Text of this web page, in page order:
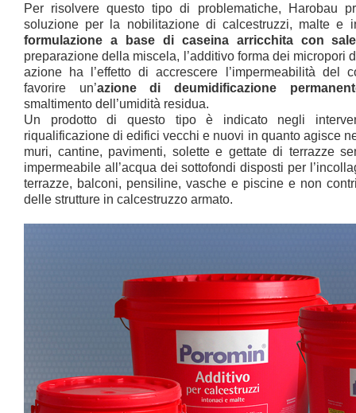
Per risolvere questo tipo di problematiche, Harobau
soluzione per la nobilitazione di calcestruzzi, malte e
formulazione a base di caseina arricchita con
preparazione della miscela, l’additivo forma dei micropori
azione ha l’effetto di accrescere l’impermeabilità del
favorire un’azione di deumidificazione
smaltimento dell’umidità residua.
Un prodotto di questo tipo è indicato negli
riqualificazione di edifici vecchi e nuovi in quanto agisce
muri, cantine, pavimenti, solette e gettate di terrazze
impermeabile all’acqua dei sottofondi disposti per
terrazze, balconi, pensiline, vasche e piscine e non
delle strutture in calcestruzzo armato.